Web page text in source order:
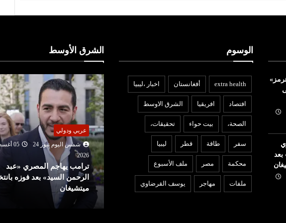
بعد
الوسوم
extra health أفغانستان اخبار ،ليبيا
افتصاد افريقيا الشرق الاوسط
الصحة، بيت حواء تحقيقات،
سفر طاقة قطر ليبيا
محكمة مصر ملف الأسبوع
ملفات مهاجر يوسف القرضاوي
الشرق الأوسط
أغسطس
عربي ودولي
شمس اليوم نيوز 24
2026
ترامب يهاجم المصري «عبد
الرحمن السيد» بعد فوزه بانتخابات
ميتشيغان
اقتصاد
شمس اليوم نيوز 24
05
2026
السوق السعودية تواصل
بدعم من الشركات الكبرى